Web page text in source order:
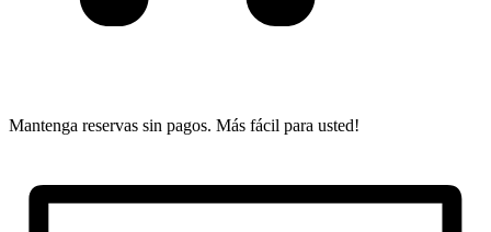
Mantenga reservas sin pagos. Más fácil para usted!